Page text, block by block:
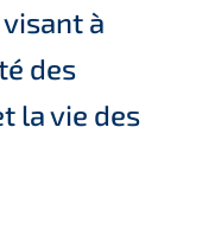
à
des
la vie des